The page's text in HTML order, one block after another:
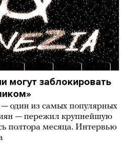
могут заблокировать
один из самых популярных
— пережил крупнейшую
полтора месяца. Интервью